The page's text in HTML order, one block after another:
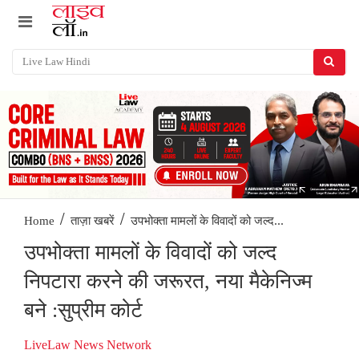
Home / ताज़ा खबरें / उपभोक्ता मामलों के विवादों को जल्द...
उपभोक्ता मामलों के विवादों को जल्द
निपटारा करने की जरूरत, नया मैकेनिज्म
बने :सुप्रीम कोर्ट
LiveLaw News Network